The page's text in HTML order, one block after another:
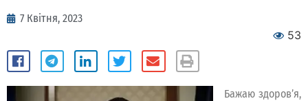
7 Квітня, 2023
53
Бажаю здоровʼя,